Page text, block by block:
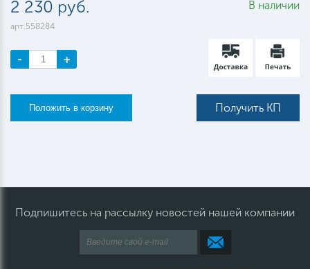
2 230 руб.
арт.558284
В наличии
- +
Получить КП
Подпишитесь на рассылку новостей нашей компании